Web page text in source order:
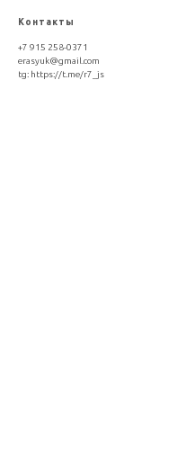
Контакты
+7 915 258-0371
erasyuk@gmail.com
tg: https://t.me/r7_js